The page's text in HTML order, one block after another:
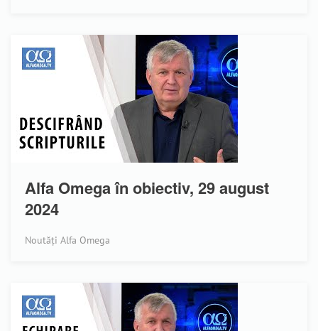
Alfa Omega în obiectiv, 29 august
2024
Noutăți Alfa Omega